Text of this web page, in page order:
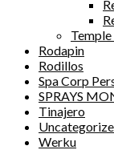
Rodapin
Rodillos
Spa Corp
SPRAYS
Tinajero
Werku